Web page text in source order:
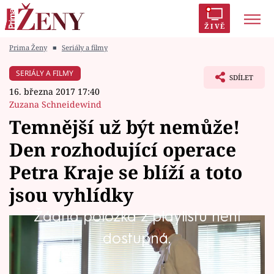
ŽIVĚ
Módní alarm
Témata
Celebrity
Vztahy
Seriály
Prima Ženy ■ Seriály a filmy
SERIÁLY A FILMY
16. března 2017 17:40
Zuzana Schneidewind
SDÍLET
Temnější už být nemůže!
Den rozhodující operace
Petra Kraje se blíží a toto
jsou vyhlídky
Žádná položka z playlistu není
dostupná.
Zatímco ve většině rodin vrcholí přípravy na
poklidné vánoční svátky, Petr Kraj se ze všech
sil snaží odhalit, kdo je „ohnivou ženou“, o níž